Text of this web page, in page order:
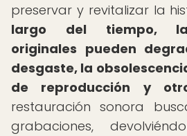
preservar y revitalizar la
largo del tiempo,
originales pueden
desgaste, la
de reproducción y
restauración sonora
grabaciones,